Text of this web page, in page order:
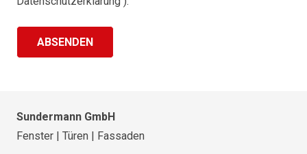
Sundermann GmbH
Fenster | Türen | Fassaden